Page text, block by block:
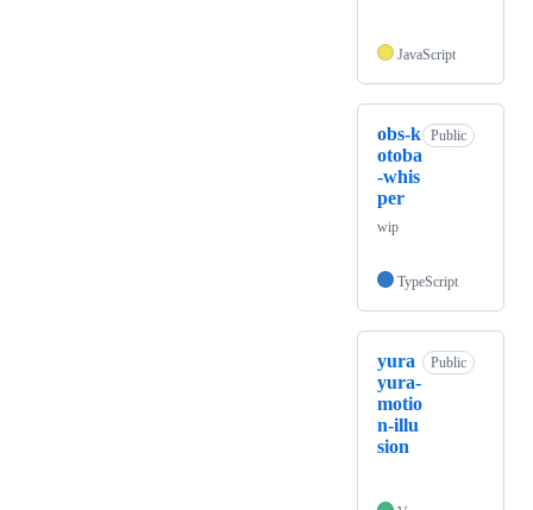
JavaScript
obs-k
otoba
-whis
per
Public
wip
TypeScript
yura
yura-
motio
n-illu
sion
Public